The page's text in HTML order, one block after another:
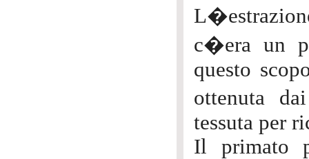
c�era un
questo
ottenuta
tessuta per
Il primato